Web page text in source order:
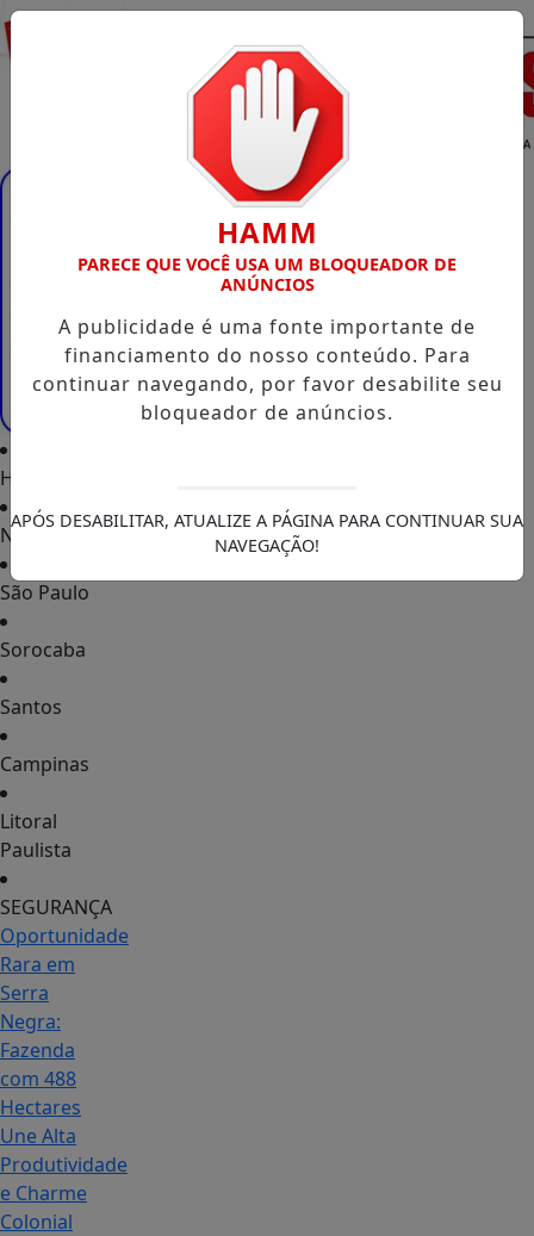
Home
Notícias
São Paulo
Sorocaba
Santos
Campinas
Litoral
Paulista
SEGURANÇA
Oportunidade
Rara em
Serra
Negra:
Fazenda
com 488
Hectares
Une Alta
Produtividade
e Charme
Colonial
HAMM
PARECE QUE VOCÊ USA UM BLOQUEADOR DE
ANÚNCIOS
A publicidade é uma fonte importante de
financiamento do nosso conteúdo. Para
continuar navegando, por favor desabilite seu
bloqueador de anúncios.
APÓS DESABILITAR, ATUALIZE A PÁGINA PARA CONTINUAR SUA
NAVEGAÇÃO!